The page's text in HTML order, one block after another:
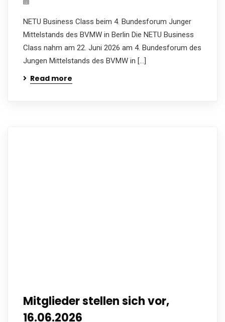
NETU Business Class beim 4. Bundesforum Junger
Mittelstands des BVMW in Berlin Die NETU Business
Class nahm am 22. Juni 2026 am 4. Bundesforum des
Jungen Mittelstands des BVMW in […]
Read more
Mitglieder stellen sich vor,
16.06.2026